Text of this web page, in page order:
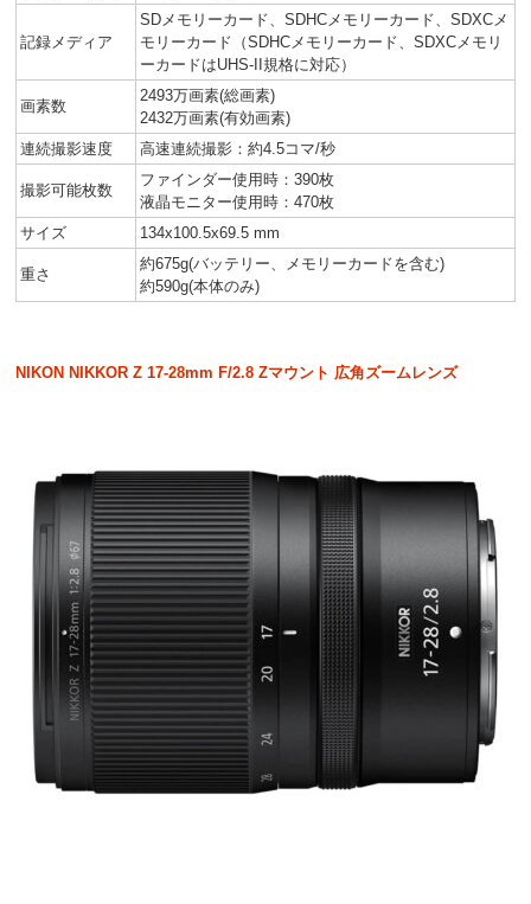
記録メディア
SDメモリーカード、SDHCメモリーカード、SDXCメ
モリーカード（SDHCメモリーカード、SDXCメモリ
ーカードはUHS-II規格に対応）
画素数
2493万画素(総画素)
2432万画素(有効画素)
連続撮影速度
高速連続撮影：約4.5コマ/秒
撮影可能枚数
ファインダー使用時：390枚
液晶モニター使用時：470枚
サイズ
134x100.5x69.5 mm
重さ
約675g(バッテリー、メモリーカードを含む)
約590g(本体のみ)
NIKON NIKKOR Z 17-28mm F/2.8 Zマウント 広角ズームレンズ